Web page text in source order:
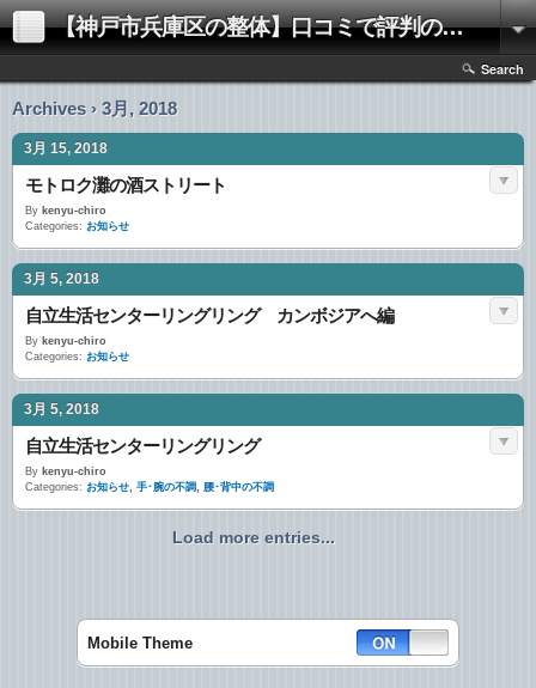
【神戸市兵庫区の整体】口コミで評判の「きむらけんゆう整体院」
Search
Archives › 3月, 2018
3月 15, 2018
モトロク灘の酒ストリート
By kenyu-chiro
Categories: お知らせ
3月 5, 2018
自立生活センターリングリング カンボジアへ編
By kenyu-chiro
Categories: お知らせ
3月 5, 2018
自立生活センターリングリング
By kenyu-chiro
Categories: お知らせ, 手･腕の不調, 腰･背中の不調
Load more entries...
Mobile Theme